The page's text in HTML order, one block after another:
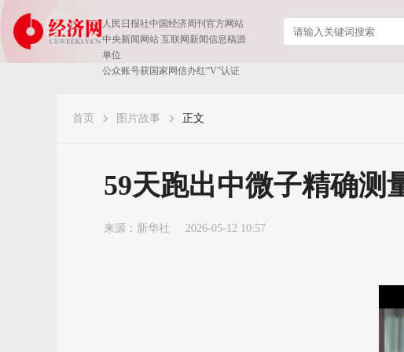
人民日报社中国经济周刊官方网站
中央新闻网站 互联网新闻信息稿源
单位
公众账号获国家网信办红“V”认证
首页 图片故事 正文
59天跑出中微子精确测
来源： 新华社 2026-05-12 10:57